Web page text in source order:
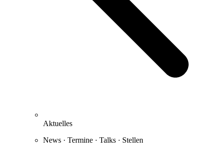
Aktuelles
News · Termine · Talks · Stellen